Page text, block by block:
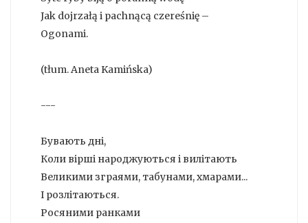
Jak dojrzałą i pachnącą czereśnię –
Ogonami.
(tłum. Aneta Kamińska)
---
Бувають дні,
Коли вірші народжуються і вилітають
Великими зграями, табунами, хмарами...
І розлітаються.
Росяними ранками